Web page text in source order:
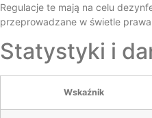
Regulacje te mają na celu
przeprowadzane w świetle
Statystyki i
Wskaźnik